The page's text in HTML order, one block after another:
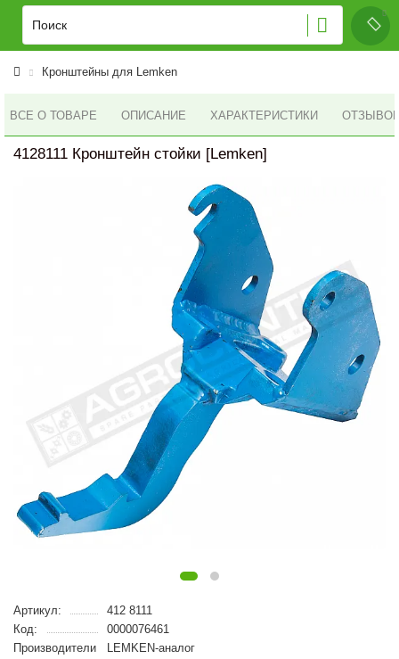
Кронштейны для Lemken
ВСЕ О ТОВАРЕ ОПИСАНИЕ ХАРАКТЕРИСТИКИ ОТЗЫВОВ
4128111 Кронштейн стойки [Lemken]
Артикул:
412 8111
Код:
0000076461
Производители
LEMKEN-аналог